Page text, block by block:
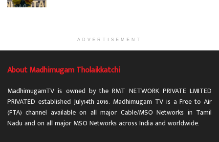
ADVERTISEMENT
About Madhimugam Tholaikkatchi
MadhimugamTV is owned by the RMT NETWORK PRIVATE LMITED
PRIVATED established July14th 2016. Madhimugam TV is a Free to Air
(FTA) channel available on all major Cable/MSO Networks in Tamil
Nadu and on all major MSO Networks across India and worldwide.